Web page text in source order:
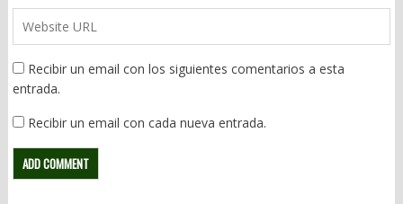
Recibir un email con los siguientes comentarios a esta
entrada.
Recibir un email con cada nueva entrada.